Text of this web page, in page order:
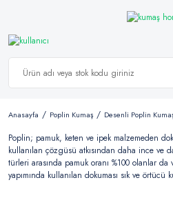
Anasayfa Poplin Kumaş Desenli Poplin
Poplin; pamuk, keten ve ipek malzemeden
kullanılan çözgüsü atkısından daha ince ve
türleri arasında pamuk oranı %100 olanlar
yapımında kullanılan dokuması sık ve örtücü